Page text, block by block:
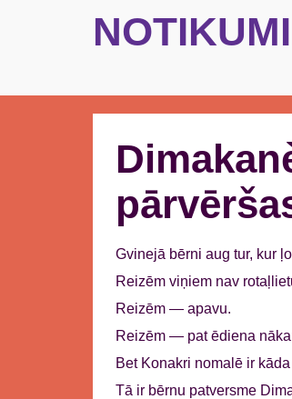
NOTIKUMI
Gvinejā bērni aug tur, kur
Reizēm viņiem nav
Reizēm — apavu.
Reizēm — pat ēdiena
Bet Konakri nomalē ir
Tā ir bērnu patversme